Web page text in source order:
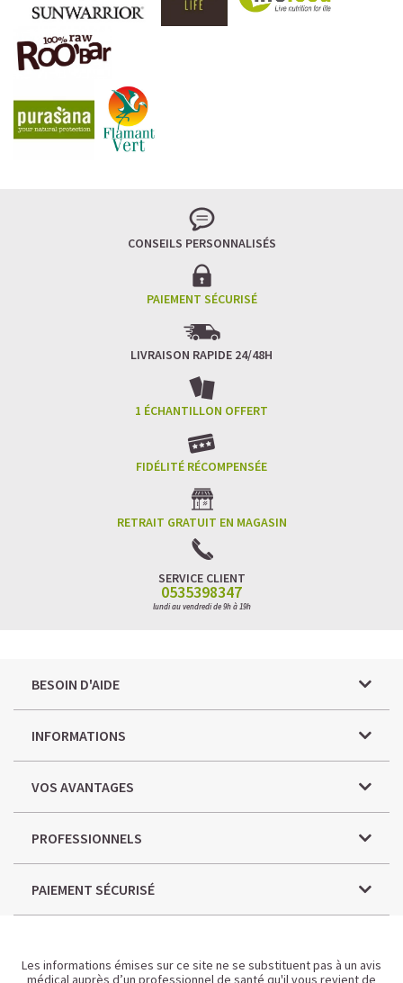
CONSEILS PERSONNALISÉS
PAIEMENT SÉCURISÉ
LIVRAISON RAPIDE 24/48H
1 ÉCHANTILLON OFFERT
FIDÉLITÉ RÉCOMPENSÉE
RETRAIT GRATUIT EN MAGASIN
SERVICE CLIENT
0535398347
lundi au vendredi de 9h à 19h
BESOIN D'AIDE
INFORMATIONS
VOS AVANTAGES
PROFESSIONNELS
PAIEMENT SÉCURISÉ
Les informations émises sur ce site ne se substituent pas à un avis
médical auprès d’un professionnel de santé qu'il vous revient de